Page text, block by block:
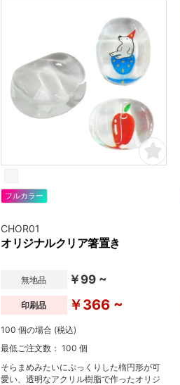
フルカラー
CHOR01
オリジナルクリア箸置き
無地品 ￥99 ~
印刷品 ￥366 ~
100 個の場合 (税込)
最低ご注文数： 100 個
そらまめみたいにぷっくりした楕円形が可
愛い、透明なアクリル樹脂で作ったオリジ